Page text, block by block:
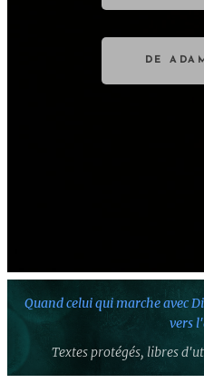
DE
Quand celui qui marche avec
vers
Textes protégés, libres